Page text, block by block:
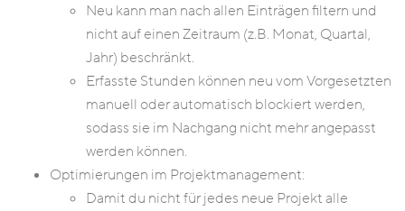
Neu kann man nach allen Einträgen filtern und
nicht auf einen Zeitraum (z.B. Monat, Quartal,
Jahr) beschränkt.
Erfasste Stunden können neu vom Vorgesetzten
manuell oder automatisch blockiert werden,
sodass sie im Nachgang nicht mehr angepasst
werden können.
Optimierungen im Projektmanagement:
Damit du nicht für jedes neue Projekt alle